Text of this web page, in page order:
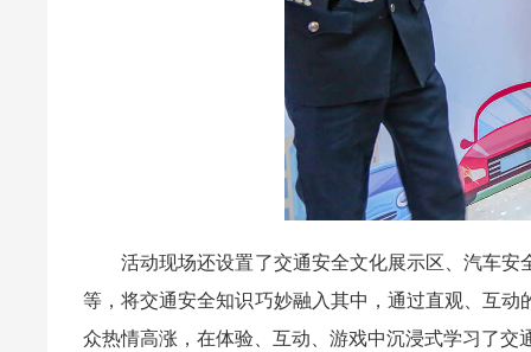
活动现场还设置了交通安全文化展示区、汽车安
等，将交通安全知识巧妙融入其中，通过直观、互
众热情高涨，在体验、互动、游戏中沉浸式学习了